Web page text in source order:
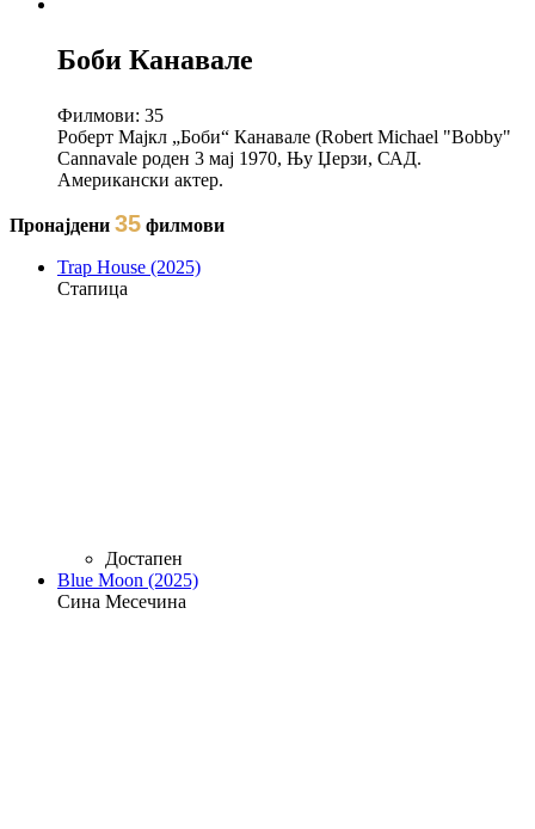
Боби Канавале
Филмови: 35
Роберт Мајкл „Боби“ Канавале (Robert Michael "Bobby"
Cannavale роден 3 мај 1970, Њу Џерзи, САД.
Aмерикански актер.
Пронајдени 35 филмови
Trap House (2025)
Стапица
Достапен
Blue Moon (2025)
Сина Месечина